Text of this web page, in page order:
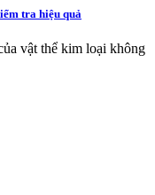
tra hiệu quả
vật thể kim loại không